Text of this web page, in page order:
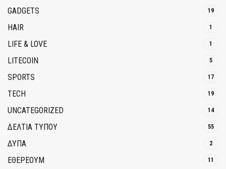
GADGETS 19
HAIR 1
LIFE & LOVE 1
LITECOIN 5
SPORTS 17
TECH 19
UNCATEGORIZED 14
ΔΕΛΤΙΑ ΤΥΠΟΥ 55
ΔΥΠΑ 2
ΕΘΈΡΕΟΥΜ 11